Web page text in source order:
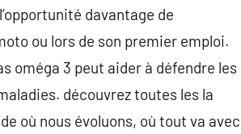
davantage de
ou lors de son premier emploi.
oméga 3 peut aider à défendre les
découvrez toutes les la
où nous évoluons, où tout va avec